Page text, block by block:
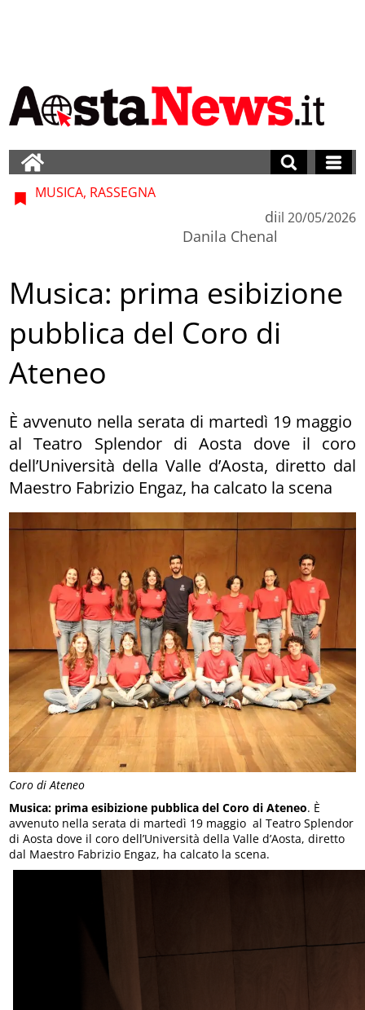
Coro di Ateneo
MUSICA, RASSEGNA
di
Danila Chenal
il 20/05/2026
Musica: prima esibizione
pubblica del Coro di
Ateneo
È avvenuto nella serata di martedì 19 maggio
al Teatro Splendor di Aosta dove il coro
dell’Università della Valle d’Aosta, diretto dal
Maestro Fabrizio Engaz, ha calcato la scena
Musica: prima esibizione pubblica del Coro di Ateneo. È
avvenuto nella serata di martedì 19 maggio al Teatro Splendor
di Aosta dove il coro dell’Università della Valle d’Aosta, diretto
dal Maestro Fabrizio Engaz, ha calcato la scena.